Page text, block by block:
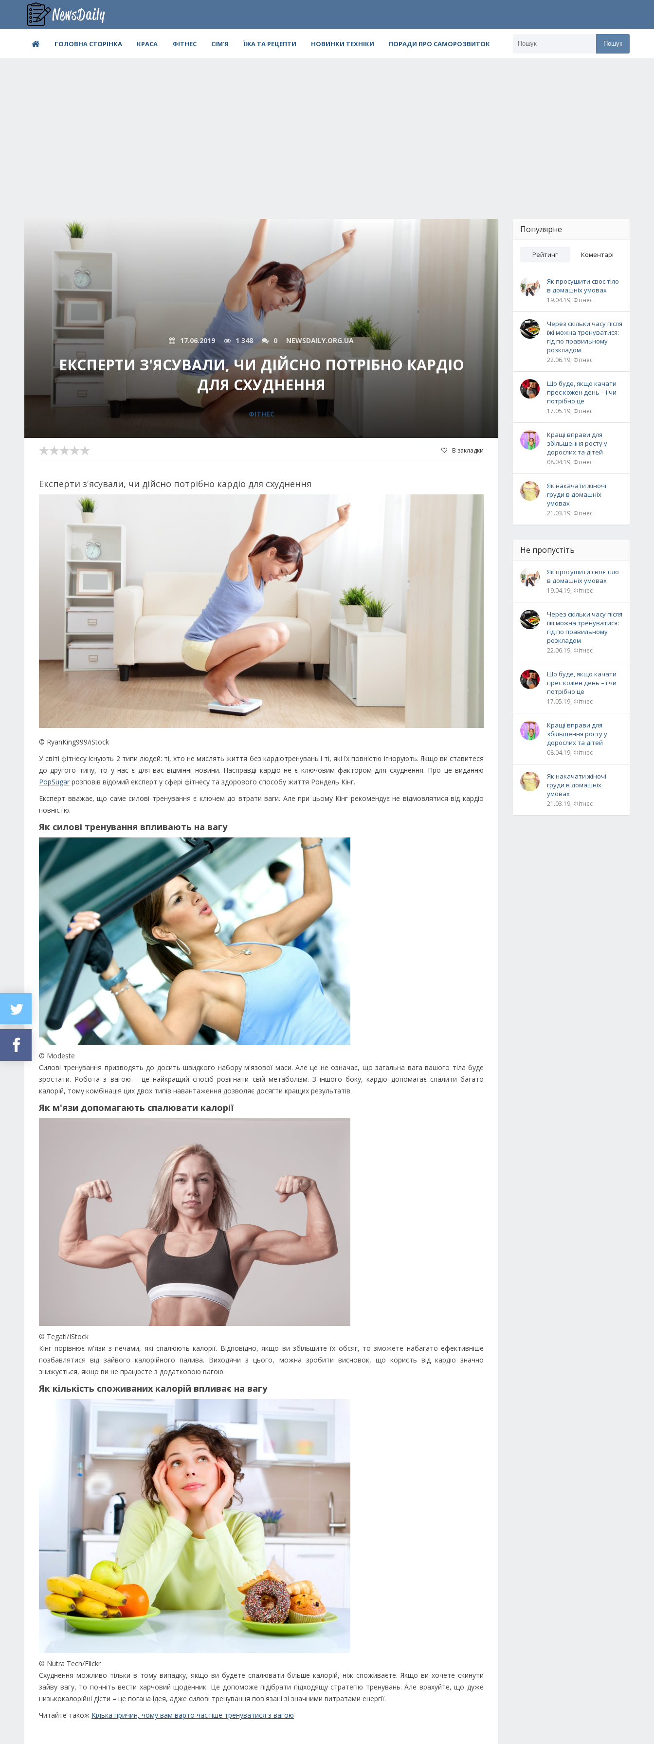
ГОЛОВНА СТОРІНКА КРАСА ФІТНЕС СІМ'Я ЇЖА ТА РЕЦЕПТИ НОВИНКИ ТЕХНІКИ ПОРАДИ ПРО САМОРОЗВИТОК Пошук
17.06.2019 1 348 0 NEWSDAILY.ORG.UA
ЕКСПЕРТИ З'ЯСУВАЛИ, ЧИ ДІЙСНО ПОТРІБНО КАРДІО
ДЛЯ СХУДНЕННЯ
ФІТНЕС
В закладки
Експерти з'ясували, чи дійсно потрібно кардіо для схуднення
© RyanKing999/iStock
У світі фітнесу існують 2 типи людей: ті, хто не мислять життя без кардіотренувань і ті, які їх повністю ігнорують. Якщо ви ставитеся
до другого типу, то у нас є для вас відмінні новини. Насправді кардіо не є ключовим фактором для схуднення. Про це виданню
PopSugar розповів відомий експерт у сфері фітнесу та здорового способу життя Рондель Кінг.
Експерт вважає, що саме силові тренування є ключем до втрати ваги. Але при цьому Кінг рекомендує не відмовлятися від кардіо
повністю.
Як силові тренування впливають на вагу
© Modeste
Силові тренування призводять до досить швидкого набору м'язової маси. Але це не означає, що загальна вага вашого тіла буде
зростати. Робота з вагою – це найкращий спосіб розігнати свій метаболізм. З іншого боку, кардіо допомагає спалити багато
калорій, тому комбінація цих двох типів навантаження дозволяє досягти кращих результатів.
Як м'язи допомагають спалювати калорії
© Tegati/IStock
Кінг порівнює м'язи з печами, які спалюють калорії. Відповідно, якщо ви збільшите їх обсяг, то зможете набагато ефективніше
позбавлятися від зайвого калорійного палива. Виходячи з цього, можна зробити висновок, що користь від кардіо значно
знижується, якщо ви не працюєте з додатковою вагою.
Як кількість споживаних калорій впливає на вагу
© Nutra Tech/Flickr
Схуднення можливо тільки в тому випадку, якщо ви будете спалювати більше калорій, ніж споживаєте. Якщо ви хочете скинути
зайву вагу, то почніть вести харчовий щоденник. Це допоможе підібрати підходящу стратегію тренувань. Але врахуйте, що дуже
низькокалорійні дієти – це погана ідея, адже силові тренування пов'язані зі значними витратами енергії.
Читайте також Кілька причин, чому вам варто частіше тренуватися з вагою
Популярне
Рейтинг Коментарі
Як просушити своє тіло
в домашніх умовах
19.04.19, Фітнес
Через скільки часу після
їжі можна тренуватися:
гід по правильному
розкладом
22.06.19, Фітнес
Що буде, якщо качати
прес кожен день – і чи
потрібно це
17.05.19, Фітнес
Кращі вправи для
збільшення росту у
дорослих та дітей
08.04.19, Фітнес
Як накачати жіночі
груди в домашніх
умовах
21.03.19, Фітнес
Не пропустіть
Як просушити своє тіло
в домашніх умовах
19.04.19, Фітнес
Через скільки часу після
їжі можна тренуватися:
гід по правильному
розкладом
22.06.19, Фітнес
Що буде, якщо качати
прес кожен день – і чи
потрібно це
17.05.19, Фітнес
Кращі вправи для
збільшення росту у
дорослих та дітей
08.04.19, Фітнес
Як накачати жіночі
груди в домашніх
умовах
21.03.19, Фітнес